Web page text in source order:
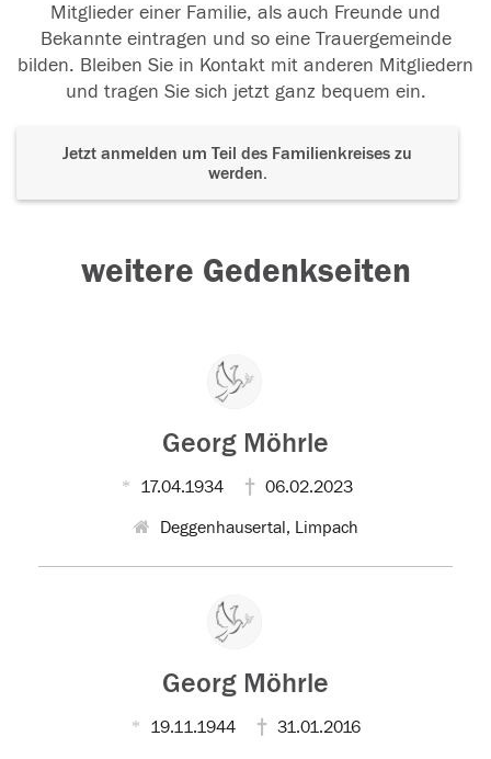
Mitglieder einer Familie, als auch Freunde und
Bekannte eintragen und so eine Trauergemeinde
bilden. Bleiben Sie in Kontakt mit anderen Mitgliedern
und tragen Sie sich jetzt ganz bequem ein.
Jetzt anmelden um Teil des Familienkreises zu
werden.
weitere Gedenkseiten
Georg Möhrle
17.04.1934 06.02.2023
Deggenhausertal, Limpach
Georg Möhrle
19.11.1944 31.01.2016